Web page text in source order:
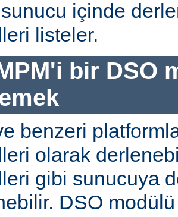
içinde
listeler.
bir DSO
benzeri
olarak
gibi sunucuya
DSO